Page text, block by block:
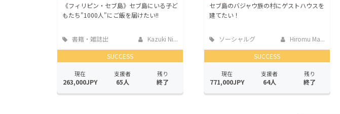
《フィリピン・セブ島》セブ島にいる子ど
もたち"1000人"にご飯を届けたい!!
書籍・雑誌出
版
Kazuki Ni...
SUCCESS
現在
263,000JPY
支援者
65人
残り
終了
セブ島のバジャウ族の村にゲストハウスを
建てたい！
ソーシャルグ
ッド
Hiromu Ma...
SUCCESS
現在
771,000JPY
支援者
64人
残り
終了